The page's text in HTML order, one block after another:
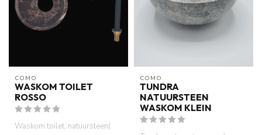
COMO
WASKOM TOILET
ROSSO
Waskom toilet, natuursteen(
COMO
TUNDRA
NATUURSTEEN
WASKOM KLEIN